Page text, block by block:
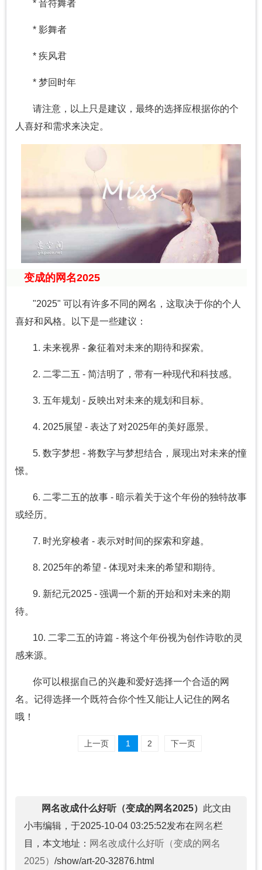
* 音符舞者
* 影舞者
* 疾风君
* 梦回时年
请注意，以上只是建议，最终的选择应根据你的个
人喜好和需求来决定。
变成的网名2025
"2025" 可以有许多不同的网名，这取决于你的个人
喜好和风格。以下是一些建议：
1. 未来视界 - 象征着对未来的期待和探索。
2. 二零二五 - 简洁明了，带有一种现代和科技感。
3. 五年规划 - 反映出对未来的规划和目标。
4. 2025展望 - 表达了对2025年的美好愿景。
5. 数字梦想 - 将数字与梦想结合，展现出对未来的憧
憬。
6. 二零二五的故事 - 暗示着关于这个年份的独特故事
或经历。
7. 时光穿梭者 - 表示对时间的探索和穿越。
8. 2025年的希望 - 体现对未来的希望和期待。
9. 新纪元2025 - 强调一个新的开始和对未来的期
待。
10. 二零二五的诗篇 - 将这个年份视为创作诗歌的灵
感来源。
你可以根据自己的兴趣和爱好选择一个合适的网
名。记得选择一个既符合你个性又能让人记住的网名
哦！
上一页 1 2 下一页
网名改成什么好听（变成的网名2025） 此文由
小韦编辑，于2025-10-04 03:25:52发布在网名栏
目，本文地址： 网名改成什么好听（变成的网名
2025） /show/art-20-32876.html